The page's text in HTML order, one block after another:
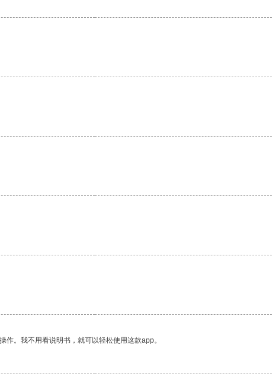
。我不用看说明书，就可以轻松使用这款app。